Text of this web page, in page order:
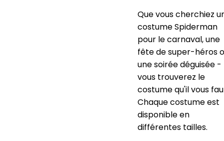
Que vous cherchiez
costume Spiderman
pour le carnaval, une
fête de super-héros
une soirée déguisée -
vous trouverez le
costume qu'il vous
Chaque costume est
disponible en
différentes tailles.